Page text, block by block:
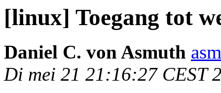
[linux] Toegang tot
Daniel C. von Asmuth
Di mei 21 21:16:27 CEST